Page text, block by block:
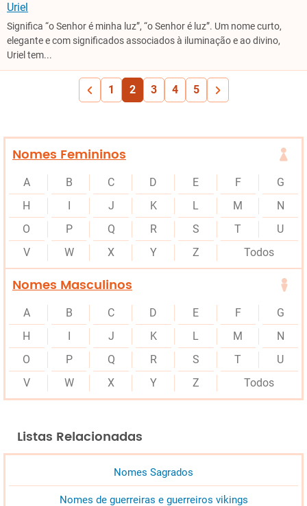
Uriel
Significa “o Senhor é minha luz”, “o Senhor é luz”. Um nome curto,
elegante e com significados associados à iluminação e ao divino,
Uriel tem...
1 2 3 4 5
Nomes Femininos
A B C D E F
G
H
I J K L M
N
O
P Q R S T
U
V
W X Y Z Todos
Nomes Masculinos
A B C D E F
G
H
I J K L M
N
O
P Q R S T
U
V
W X Y Z Todos
Listas Relacionadas
Nomes Sagrados
Nomes de guerreiras e guerreiros vikings